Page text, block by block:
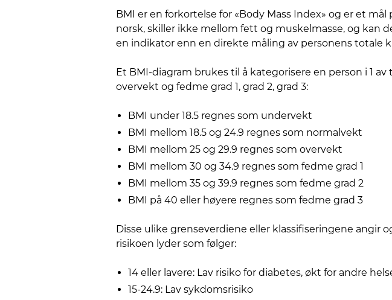
BMI er en forkortelse for «Body Mass Index» og er et
norsk, skiller ikke mellom fett og muskelmasse, og kan
en indikator enn en direkte måling av personens totale
Et BMI-diagram brukes til å kategorisere en person i 1
overvekt og fedme grad 1, grad 2, grad 3:
BMI under 18.5 regnes som undervekt
BMI mellom 18.5 og 24.9 regnes som normalvekt
BMI mellom 25 og 29.9 regnes som overvekt
BMI mellom 30 og 34.9 regnes som fedme grad 1
BMI mellom 35 og 39.9 regnes som fedme grad 2
BMI på 40 eller høyere regnes som fedme grad 3
Disse ulike grenseverdiene eller klassifiseringene angir
risikoen lyder som følger:
14 eller lavere: Lav risiko for diabetes, økt for andre
15-24.9: Lav sykdomsrisiko